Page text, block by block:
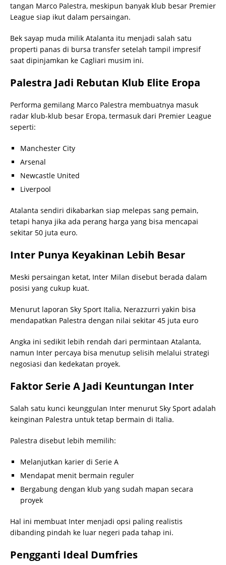
tangan Marco Palestra, meskipun banyak klub besar Premier
League siap ikut dalam persaingan.
Bek sayap muda milik Atalanta itu menjadi salah satu
properti panas di bursa transfer setelah tampil impresif
saat dipinjamkan ke Cagliari musim ini.
Palestra Jadi Rebutan Klub Elite Eropa
Performa gemilang Marco Palestra membuatnya masuk
radar klub-klub besar Eropa, termasuk dari Premier League
seperti:
Manchester City
Arsenal
Newcastle United
Liverpool
Atalanta sendiri dikabarkan siap melepas sang pemain,
tetapi hanya jika ada perang harga yang bisa mencapai
sekitar 50 juta euro.
Inter Punya Keyakinan Lebih Besar
Meski persaingan ketat, Inter Milan disebut berada dalam
posisi yang cukup kuat.
Menurut laporan Sky Sport Italia, Nerazzurri yakin bisa
mendapatkan Palestra dengan nilai sekitar 45 juta euro
Angka ini sedikit lebih rendah dari permintaan Atalanta,
namun Inter percaya bisa menutup selisih melalui strategi
negosiasi dan kedekatan proyek.
Faktor Serie A Jadi Keuntungan Inter
Salah satu kunci keunggulan Inter menurut Sky Sport adalah
keinginan Palestra untuk tetap bermain di Italia.
Palestra disebut lebih memilih:
Melanjutkan karier di Serie A
Mendapat menit bermain reguler
Bergabung dengan klub yang sudah mapan secara
proyek
Hal ini membuat Inter menjadi opsi paling realistis
dibanding pindah ke luar negeri pada tahap ini.
Pengganti Ideal Dumfries